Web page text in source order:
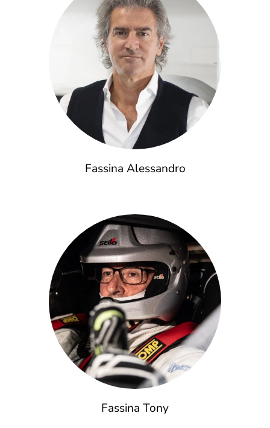
Fassina Alessandro
Fassina Tony